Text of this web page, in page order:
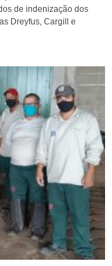
de indenização dos
Dreyfus, Cargill e